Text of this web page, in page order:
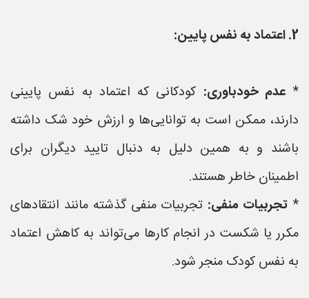
2. اعتماد به نفس پایین:
*عدم خودباوری: کودکانی که اعتماد به نفس پایینی
دارند، ممکن است به توانایی‌ها و ارزش خود شک داشته
باشند و به همین دلیل به دنبال تایید دیگران برای
اطمینان خاطر هستند.
* تجربیات منفی: تجربیات منفی گذشته مانند انتقادهای
مکرر یا شکست در انجام کارها می‌تواند به کاهش اعتماد
به نفس کودک منجر شود.